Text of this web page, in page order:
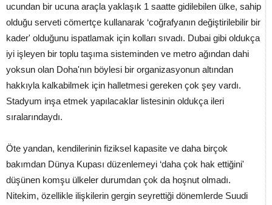
ucundan bir ucuna araçla yaklaşık 1 saatte gidilebilen ülke, sahip
olduğu serveti cömertçe kullanarak ‘coğrafyanın değiştirilebilir bir
kader' olduğunu ispatlamak için kolları sıvadı. Dubai gibi oldukça
iyi işleyen bir toplu taşıma sisteminden ve metro ağından dahi
yoksun olan Doha'nın böylesi bir organizasyonun altından
hakkıyla kalkabilmek için halletmesi gereken çok şey vardı.
Stadyum inşa etmek yapılacaklar listesinin oldukça ileri
sıralarındaydı.
Öte yandan, kendilerinin fiziksel kapasite ve daha birçok
bakımdan Dünya Kupası düzenlemeyi ‘daha çok hak ettiğini'
düşünen komşu ülkeler durumdan çok da hoşnut olmadı.
Nitekim, özellikle ilişkilerin gergin seyrettiği dönemlerde Suudi